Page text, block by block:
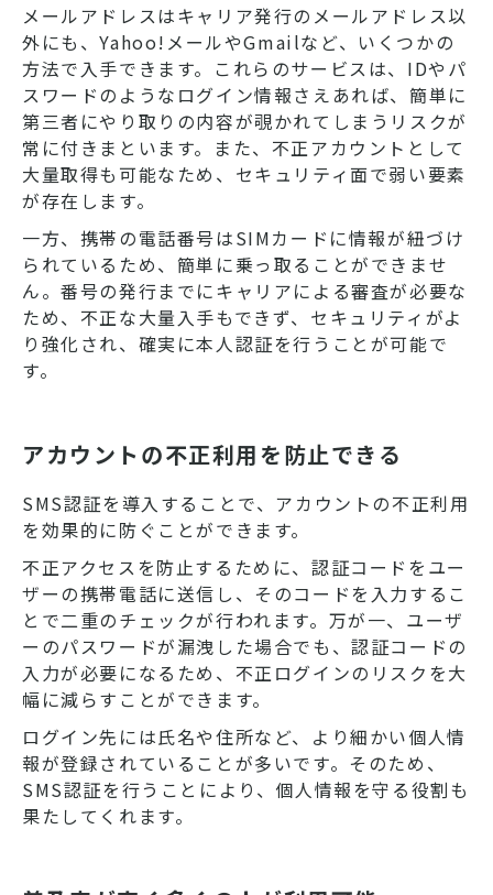
メールアドレスはキャリア発行のメールアドレス以
外にも、Yahoo!メールやGmailなど、いくつかの
方法で入手できます。これらのサービスは、IDやパ
スワードのようなログイン情報さえあれば、簡単に
第三者にやり取りの内容が覗かれてしまうリスクが
常に付きまといます。また、不正アカウントとして
大量取得も可能なため、セキュリティ面で弱い要素
が存在します。
一方、携帯の電話番号はSIMカードに情報が紐づけ
られているため、簡単に乗っ取ることができませ
ん。番号の発行までにキャリアによる審査が必要な
ため、不正な大量入手もできず、セキュリティがよ
り強化され、確実に本人認証を行うことが可能で
す。
アカウントの不正利用を防止できる
SMS認証を導入することで、アカウントの不正利用
を効果的に防ぐことができます。
不正アクセスを防止するために、認証コードをユー
ザーの携帯電話に送信し、そのコードを入力するこ
とで二重のチェックが行われます。万が一、ユーザ
ーのパスワードが漏洩した場合でも、認証コードの
入力が必要になるため、不正ログインのリスクを大
幅に減らすことができます。
ログイン先には氏名や住所など、より細かい個人情
報が登録されていることが多いです。そのため、
SMS認証を行うことにより、個人情報を守る役割も
果たしてくれます。